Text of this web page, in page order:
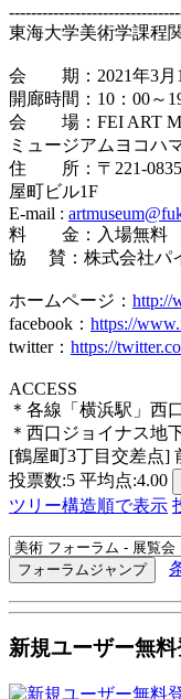
東海大学美術学課程
会 期：2021年3月
開廊時間：10：00
会 場：FEI ART
ミュージアムヨコハ
住 所：〒221-0835
屋町ビル1F
E-mail :
料 金：入場無料
協 賛：株式会社パ
ホームページ： http://
facebook： https://
twitter： https://
ACCESS
＊各線「横浜駅」西
＊西口ジョイナス地
[鶴屋町3丁目交差点]
投票数:5 平均点:4.00
ツリー構造順で表示
新規ユーザー無